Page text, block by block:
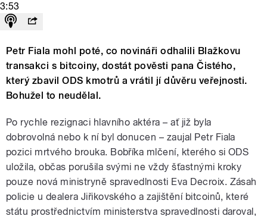
3:53
Petr Fiala mohl poté, co novináři odhalili Blažkovu
transakci s bitcoiny, dostát pověsti pana Čistého,
který zbavil ODS kmotrů a vrátil jí důvěru veřejnosti.
Bohužel to neudělal.
Po rychle rezignaci hlavního aktéra – ať již byla
dobrovolná nebo k ní byl donucen – zaujal Petr Fiala
pozici mrtvého brouka. Bobříka mlčení, kterého si ODS
uložila, občas porušila svými ne vždy šťastnými kroky
pouze nová ministryně spravedlnosti Eva Decroix. Zásah
policie u dealera Jiřikovského a zajištění bitcoinů, které
státu prostřednictvím ministerstva spravedlnosti daroval,